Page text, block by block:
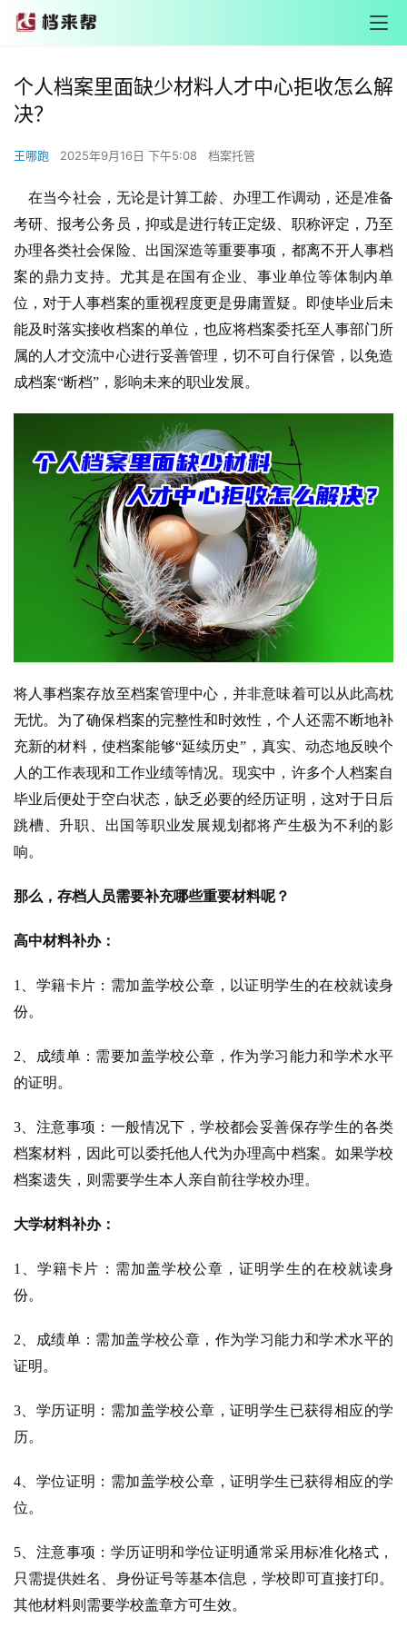
个人档案里面缺少材料人才中心拒收怎么解
决？
王哪跑 2025年9月16日 下午5:08 档案托管
在当今社会，无论是计算工龄、办理工作调动，还是准备
考研、报考公务员，抑或是进行转正定级、职称评定，乃至
办理各类社会保险、出国深造等重要事项，都离不开人事档
案的鼎力支持。尤其是在国有企业、事业单位等体制内单
位，对于人事档案的重视程度更是毋庸置疑。即使毕业后未
能及时落实接收档案的单位，也应将档案委托至人事部门所
属的人才交流中心进行妥善管理，切不可自行保管，以免造
成档案“断档”，影响未来的职业发展。
将人事档案存放至档案管理中心，并非意味着可以从此高枕
无忧。为了确保档案的完整性和时效性，个人还需不断地补
充新的材料，使档案能够“延续历史”，真实、动态地反映个
人的工作表现和工作业绩等情况。现实中，许多个人档案自
毕业后便处于空白状态，缺乏必要的经历证明，这对于日后
跳槽、升职、出国等职业发展规划都将产生极为不利的影
响。
那么，存档人员需要补充哪些重要材料呢？
高中材料补办：
1、学籍卡片：需加盖学校公章，以证明学生的在校就读身
份。
2、成绩单：需要加盖学校公章，作为学习能力和学术水平
的证明。
3、注意事项：一般情况下，学校都会妥善保存学生的各类
档案材料，因此可以委托他人代为办理高中档案。如果学校
档案遗失，则需要学生本人亲自前往学校办理。
大学材料补办：
1、学籍卡片：需加盖学校公章，证明学生的在校就读身
份。
2、成绩单：需加盖学校公章，作为学习能力和学术水平的
证明。
3、学历证明：需加盖学校公章，证明学生已获得相应的学
历。
4、学位证明：需加盖学校公章，证明学生已获得相应的学
位。
5、注意事项：学历证明和学位证明通常采用标准化格式，
只需提供姓名、身份证号等基本信息，学校即可直接打印。
其他材料则需要学校盖章方可生效。